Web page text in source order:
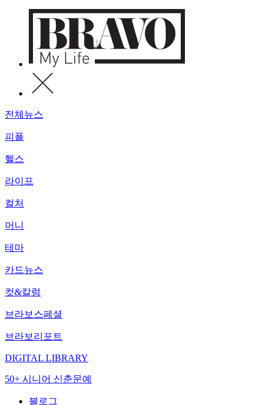
전체뉴스
피플
헬스
라이프
컬처
머니
테마
카드뉴스
컷&칼럼
브라보스페셜
브라보리포트
DIGITAL LIBRARY
50+ 시니어 신춘문예
블로그